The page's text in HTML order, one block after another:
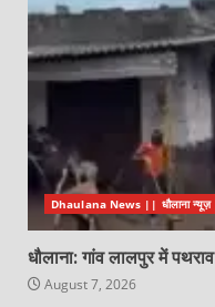
Dhaulana News || धौलाना न्यूज़
धौलाना: गांव लालपुर में पथराव
August 7, 2026